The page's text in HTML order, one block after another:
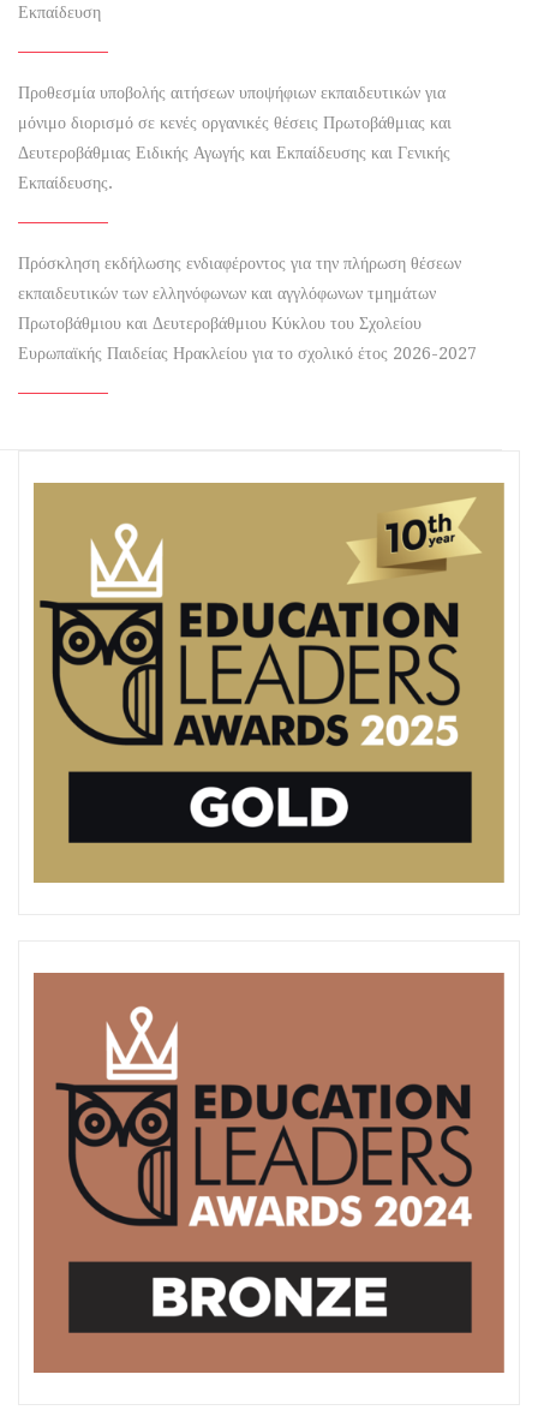
Εκπαίδευση
Προθεσμία υποβολής αιτήσεων υποψήφιων εκπαιδευτικών για
μόνιμο διορισμό σε κενές οργανικές θέσεις Πρωτοβάθμιας και
Δευτεροβάθμιας Ειδικής Αγωγής και Εκπαίδευσης και Γενικής
Εκπαίδευσης.
Πρόσκληση εκδήλωσης ενδιαφέροντος για την πλήρωση θέσεων
εκπαιδευτικών των ελληνόφωνων και αγγλόφωνων τμημάτων
Πρωτοβάθμιου και Δευτεροβάθμιου Κύκλου του Σχολείου
Ευρωπαϊκής Παιδείας Ηρακλείου για το σχολικό έτος 2026-2027